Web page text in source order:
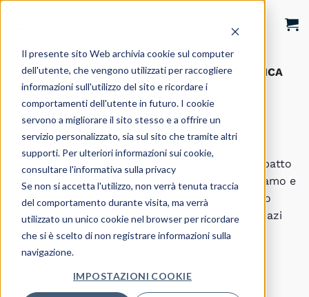
Il presente sito Web archivia cookie sul computer
dell'utente, che vengono utilizzati per raccogliere
informazioni sull'utilizzo del sito e ricordare i
comportamenti dell'utente in futuro. I cookie
servono a migliorare il sito stesso e a offrire un
servizio personalizzato, sia sul sito che tramite altri
supporti. Per ulteriori informazioni sui cookie,
consultare l'informativa sulla privacy
Se non si accetta l'utilizzo, non verrà tenuta traccia
del comportamento durante visita, ma verrà
utilizzato un unico cookie nel browser per ricordare
che si è scelto di non registrare informazioni sulla
navigazione.
IMPOSTAZIONI COOKIE
HOME / SHOP / ARREDO / VETRINE OTTICA
FILTRA
Le vetrine di un’ottica sono il primo punto d’impatto
visivo per il cliente che arriva. Per questo pensiamo e
realizziamo degli elementi d’arredo che possano
valorizzare i prodotti e rendere funzionali gli spazi
del negozio.
corrisponde alla tua selezione.